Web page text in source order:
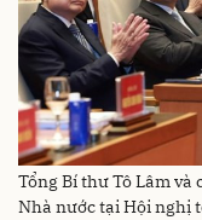
Tổng Bí thư Tô Lâm
Nhà nước tại Hội nghị